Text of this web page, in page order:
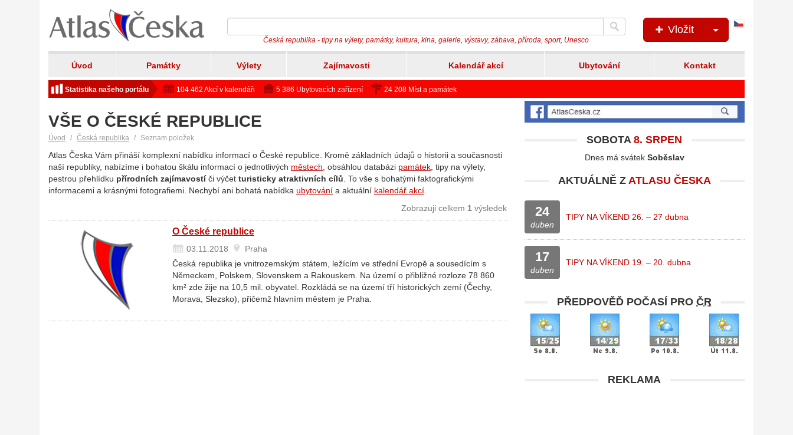
Česká republika - tipy na výlety, památky, kultura, kina, galerie, výstavy, zábava, příroda, sport, Unesco
Vložit
Úvod Památky Výlety Zajímavosti Kalendář akcí Ubytování Kontakt
Statistika našeho portálu 104 462 Akcí v kalendáři 5 386 Ubytovacích zařízení 24 208 Míst a památek
VŠE O ČESKÉ REPUBLICE
Úvod Česká republika Seznam položek
Atlas Česka Vám přináší komplexní nabídku informací o České republice. Kromě základních údajů o historii a současnosti
naší republiky, nabízíme i bohatou škálu informací o jednotlivých městech , obsáhlou databázi památek , tipy na výlety,
pestrou přehlídku přírodních zajímavostíči výčet turisticky atraktivních cílů . To vše s bohatými faktografickými
informacemi a krásnými fotografiemi. Nechybí ani bohatá nabídka ubytování a aktuální kalendář akcí
Zobrazuji celkem 1 výsledek
O České republice
03.11.2018
Praha
Česká republika je vnitrozemským státem, ležícím ve střední Evropě a sousedícím s
Německem, Polskem, Slovenskem a Rakouskem. Na území o přibližné rozloze 78 860
km² zde žije na 10,5 mil. obyvatel. Rozkládá se na území tří historických zemí (Čechy,
Morava, Slezsko), přičemž hlavním městem je Praha.
SOBOTA8. SRPEN
Dnes má svátek Soběslav
AKTUÁLNĚ Z ATLASU ČESKA
24
duben
TIPY NA VÍKEND 26. – 27 dubna
17
duben
TIPY NA VÍKEND 19. – 20. dubna
PŘEDPOVĚĎ POČASÍ PROČR
REKLAMA